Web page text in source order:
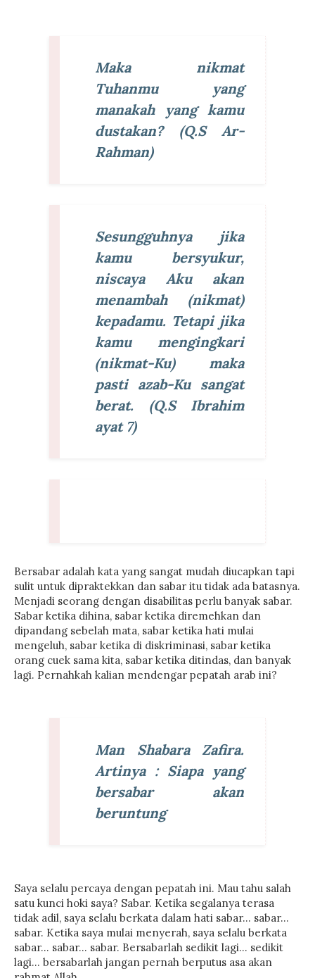
Maka nikmat
Tuhanmu yang
manakah yang kamu
dustakan? (Q.S Ar-
Rahman)
Sesungguhnya jika
kamu bersyukur,
niscaya Aku akan
menambah (nikmat)
kepadamu. Tetapi jika
kamu mengingkari
(nikmat-Ku) maka
pasti azab-Ku sangat
berat. (Q.S Ibrahim
ayat 7)
Bersabar adalah kata yang sangat mudah diucapkan tapi
sulit untuk dipraktekkan dan sabar itu tidak ada batasnya.
Menjadi seorang dengan disabilitas perlu banyak sabar.
Sabar ketika dihina, sabar ketika diremehkan dan
dipandang sebelah mata, sabar ketika hati mulai
mengeluh, sabar ketika di diskriminasi, sabar ketika
orang cuek sama kita, sabar ketika ditindas, dan banyak
lagi. Pernahkah kalian mendengar pepatah arab ini?
Man Shabara Zafira.
Artinya : Siapa yang
bersabar akan
beruntung
Saya selalu percaya dengan pepatah ini. Mau tahu salah
satu kunci hoki saya? Sabar. Ketika segalanya terasa
tidak adil, saya selalu berkata dalam hati sabar... sabar...
sabar. Ketika saya mulai menyerah, saya selalu berkata
sabar... sabar... sabar. Bersabarlah sedikit lagi... sedikit
lagi... bersabarlah jangan pernah berputus asa akan